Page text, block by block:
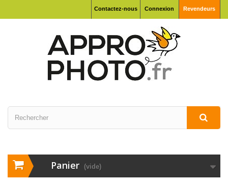
Connexion Revendeurs
Contactez-nous
Panier (vide)